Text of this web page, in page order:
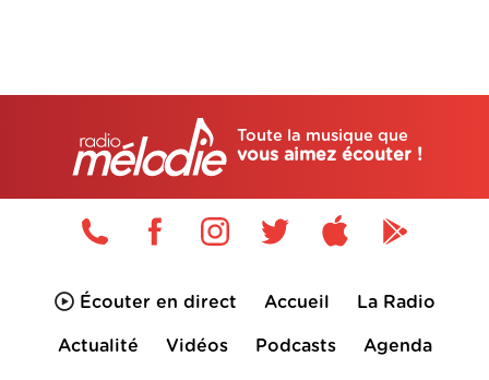
Toute la musique que
vous aimez écouter !
Écouter en direct Accueil La Radio
Actualité Vidéos Podcasts Agenda